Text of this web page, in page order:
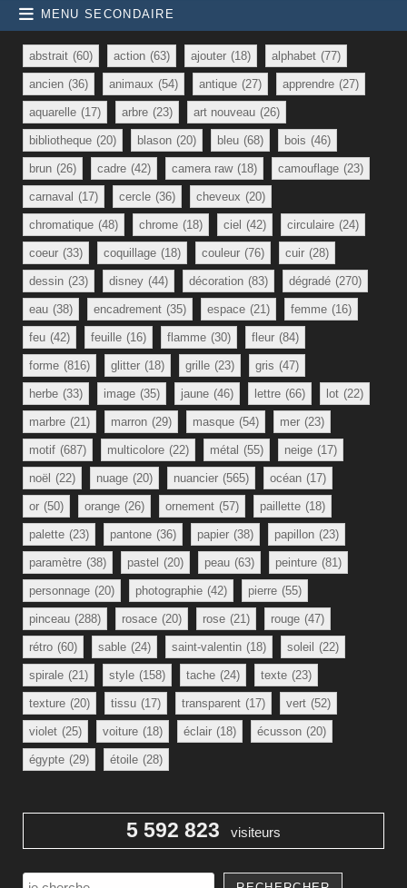
MENU SECONDAIRE
abstrait (60) action (63) ajouter (18) alphabet (77)
ancien (36) animaux (54) antique (27) apprendre (27)
aquarelle (17) arbre (23) art nouveau (26)
bibliotheque (20) blason (20) bleu (68) bois (46)
brun (26) cadre (42) camera raw (18) camouflage (23)
carnaval (17) cercle (36) cheveux (20)
chromatique (48) chrome (18) ciel (42) circulaire (24)
coeur (33) coquillage (18) couleur (76) cuir (28)
dessin (23) disney (44) décoration (83) dégradé (270)
eau (38) encadrement (35) espace (21) femme (16)
feu (42) feuille (16) flamme (30) fleur (84)
forme (816) glitter (18) grille (23) gris (47)
herbe (33) image (35) jaune (46) lettre (66) lot (22)
marbre (21) marron (29) masque (54) mer (23)
motif (687) multicolore (22) métal (55) neige (17)
noël (22) nuage (20) nuancier (565) océan (17)
or (50) orange (26) ornement (57) paillette (18)
palette (23) pantone (36) papier (38) papillon (23)
paramètre (38) pastel (20) peau (63) peinture (81)
personnage (20) photographie (42) pierre (55)
pinceau (288) rosace (20) rose (21) rouge (47)
rétro (60) sable (24) saint-valentin (18) soleil (22)
spirale (21) style (158) tache (24) texte (23)
texture (20) tissu (17) transparent (17) vert (52)
violet (25) voiture (18) éclair (18) écusson (20)
égypte (29) étoile (28)
5 592 823 visiteurs
Rechercher